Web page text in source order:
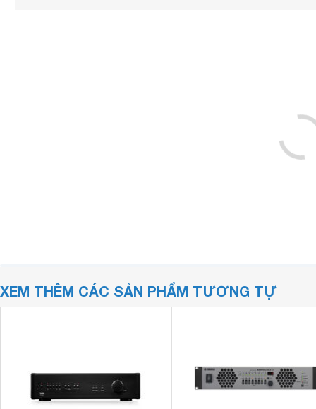
XEM THÊM CÁC SẢN PHẨM TƯƠNG TỰ